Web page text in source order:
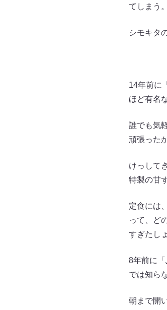
てしまう。
シモキタ
14年前に
ほど有名
誰でも気
頑張った
けっして
特製の甘
定食には
って、ど
すぎたし
8年前に
では知ら
朝まで開